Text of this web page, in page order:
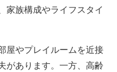
家族構成やライフスタイ
屋やプレイルームを近接
があります。一方、高齢